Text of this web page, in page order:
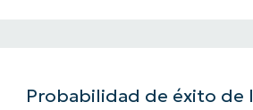
Probabilidad de éxito de